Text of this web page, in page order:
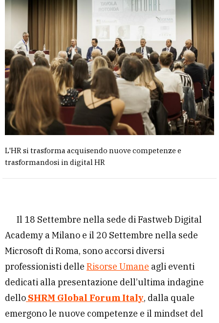
L'HR si trasforma acquisendo nuove competenze e
trasformandosi in digital HR
Il 18 Settembre nella sede di Fastweb Digital
Academy a Milano e il 20 Settembre nella sede
Microsoft di Roma, sono accorsi diversi
professionisti delle Risorse Umane agli eventi
dedicati alla presentazione dell’ultima indagine
dello SHRM Global Forum Italy, dalla quale
emergono le nuove competenze e il mindset del